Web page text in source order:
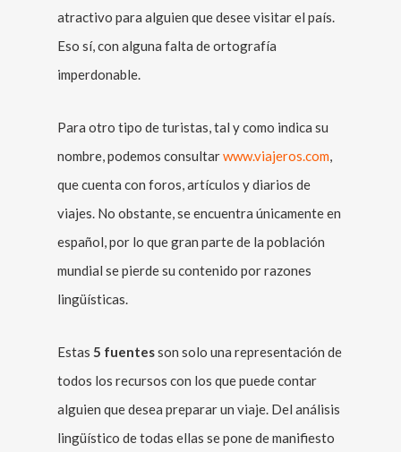
atractivo para alguien que desee visitar el país.
Eso sí, con alguna falta de ortografía
imperdonable.
Para otro tipo de turistas, tal y como indica su
nombre, podemos consultarwww.viajeros.com,
que cuenta con foros, artículos y diarios de
viajes. No obstante, se encuentra únicamente en
español, por lo que gran parte de la población
mundial se pierde su contenido por razones
lingüísticas.
Estas 5 fuentesson solo una representación de
todos los recursos con los que puede contar
alguien que desea preparar un viaje. Del análisis
lingüístico de todas ellas se pone de manifiesto